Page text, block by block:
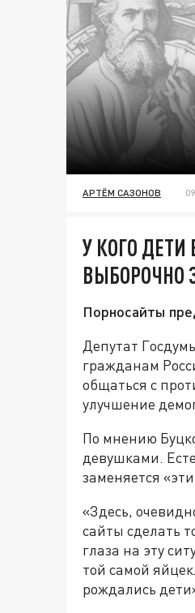
АРТЁМ САЗОНОВ
У КОГО
ВЫБОРОЧНО
Порносайты
Депутат
гражданам
общаться с
улучшение
По мнению
девушками.
заменяется
«Здесь,
сайты сделать
глаза на эту
той самой
рождались